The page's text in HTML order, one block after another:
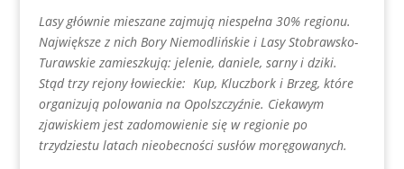
Lasy głównie mieszane zajmują niespełna 30% regionu.
Największe z nich Bory Niemodlińskie i Lasy Stobrawsko-
Turawskie zamieszkują: jelenie, daniele, sarny i dziki.
Stąd trzy rejony łowieckie: Kup, Kluczbork i Brzeg, które
organizują polowania na Opolszczyźnie. Ciekawym
zjawiskiem jest zadomowienie się w regionie po
trzydziestu latach nieobecności susłów moręgowanych.